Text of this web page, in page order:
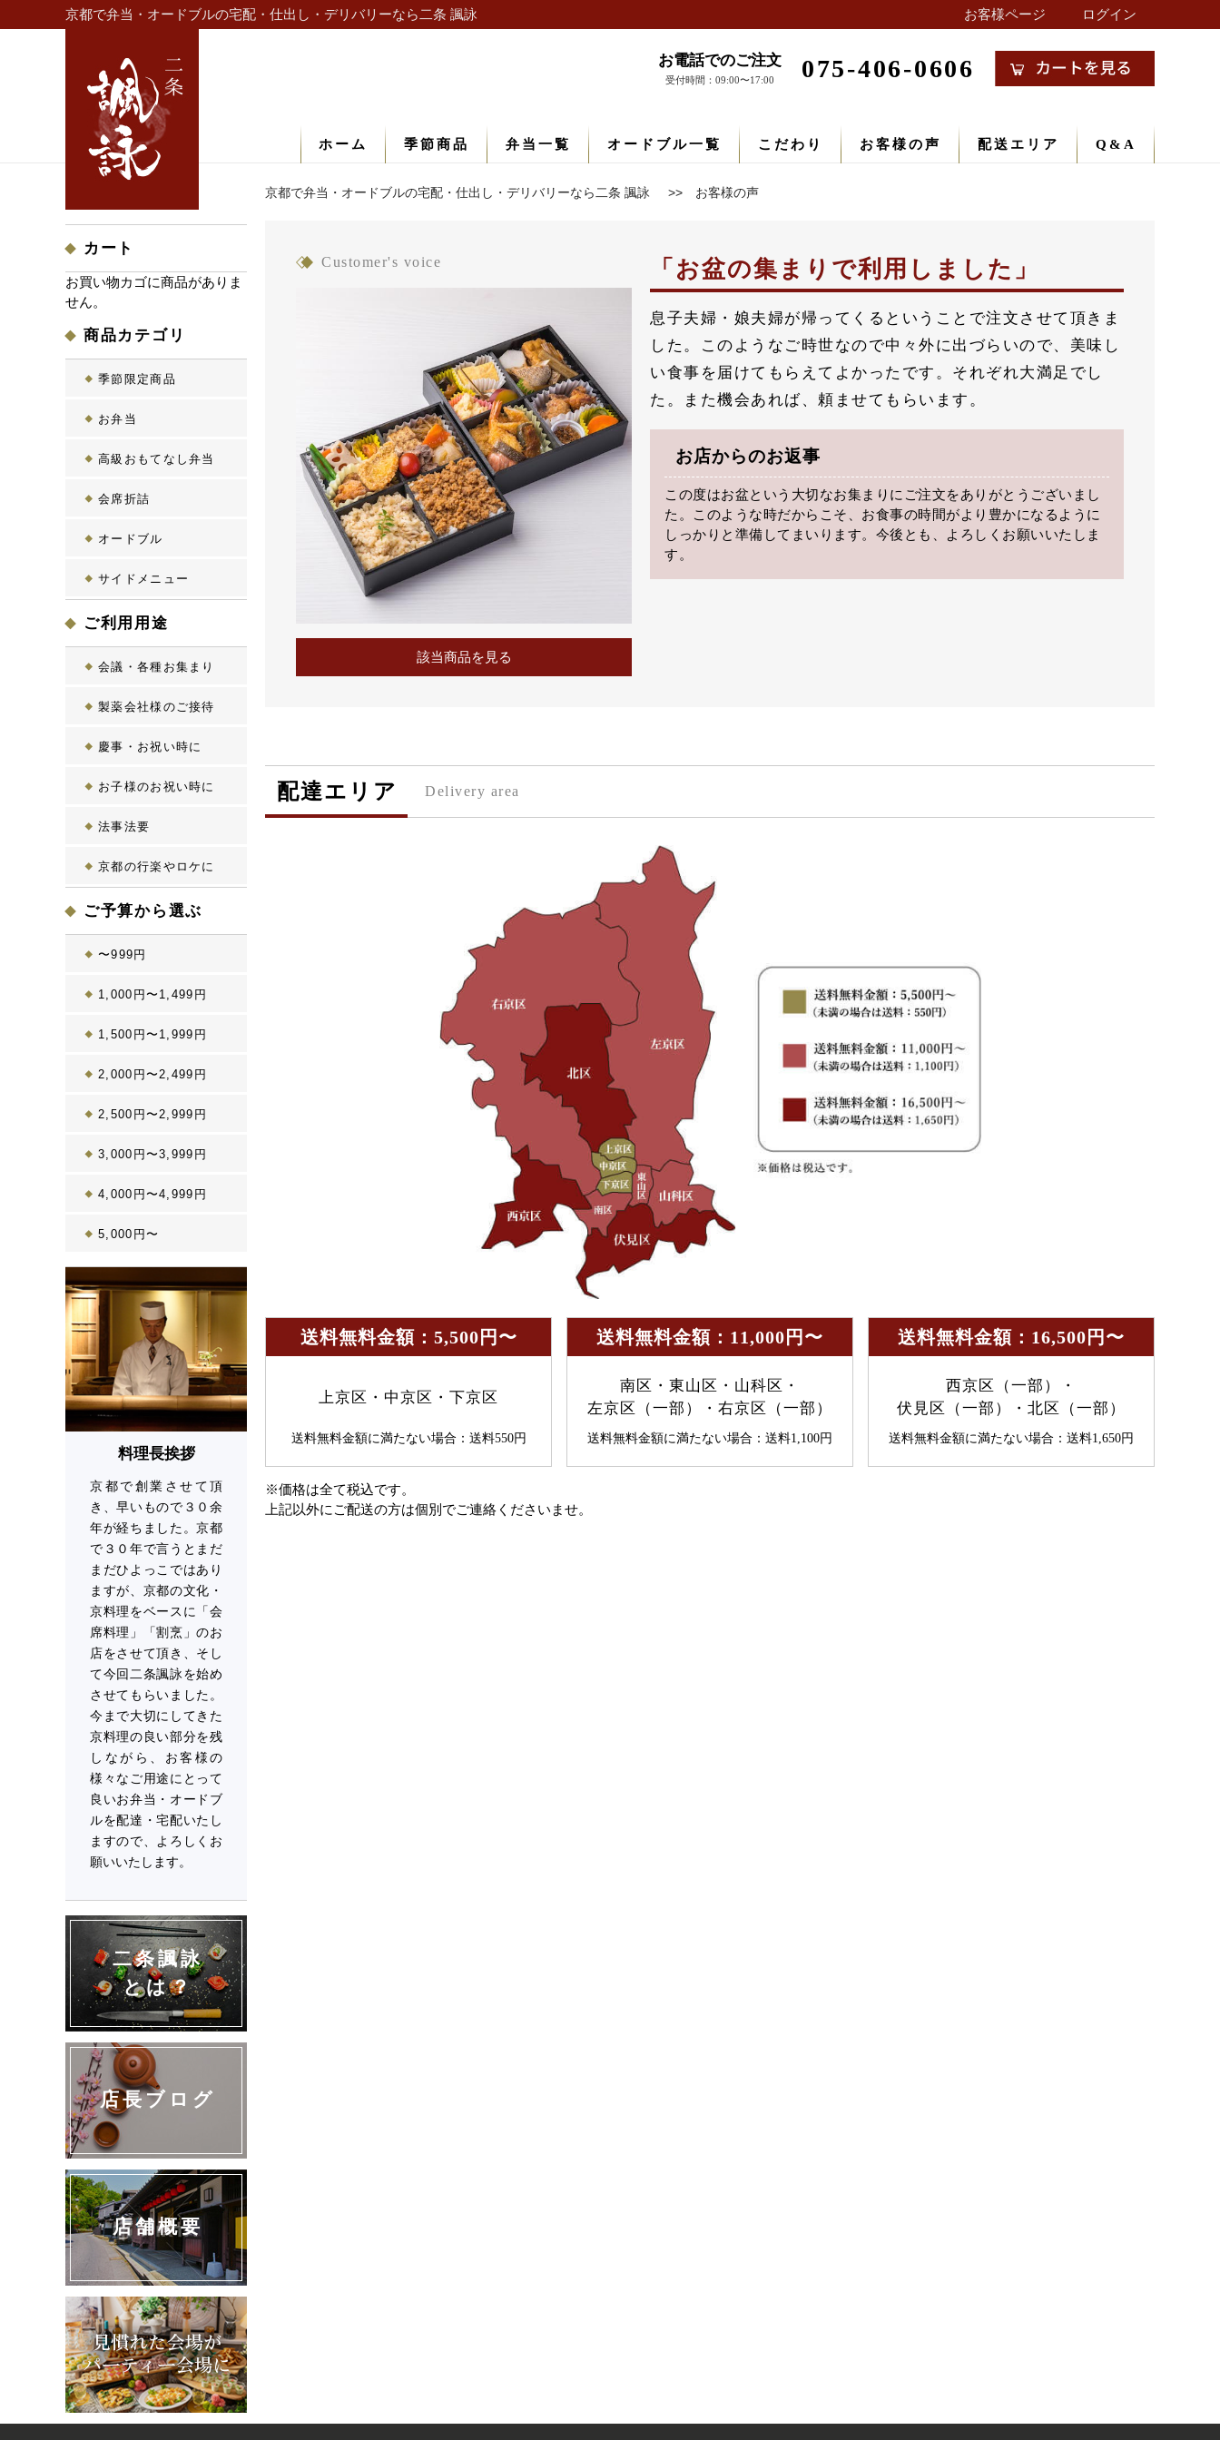
京都で弁当・オードブルの宅配・仕出し・デリバリーなら二条 諷詠 お客様ページ ログイン
お電話でのご注文
受付時間：09:00〜17:00 075-406-0606
ホーム 季節商品 弁当一覧 オードブル一覧 こだわり お客様の声 配送エリア Q&A
カート
お買い物カゴに商品がありま
せん。
商品カテゴリ
季節限定商品
お弁当
高級おもてなし弁当
会席折詰
オードブル
サイドメニュー
ご利用用途
会議・各種お集まり
製薬会社様のご接待
慶事・お祝い時に
お子様のお祝い時に
法事法要
京都の行楽やロケに
ご予算から選ぶ
〜999円
1,000円〜1,499円
1,500円〜1,999円
2,000円〜2,499円
2,500円〜2,999円
3,000円〜3,999円
4,000円〜4,999円
5,000円〜
料理長挨拶
京都で創業させて頂
き、早いもので３０余
年が経ちました。京都
で３０年で言うとまだ
まだひよっこではあり
ますが、京都の文化・
京料理をベースに「会
席料理」「割烹」のお
店をさせて頂き、そし
て今回二条諷詠を始め
させてもらいました。
今まで大切にしてきた
京料理の良い部分を残
しながら、お客様の
様々なご用途にとって
良いお弁当・オードブ
ルを配達・宅配いたし
ますので、よろしくお
願いいたします。
二条諷詠
とは？
店長ブログ
店舗概要
京都で弁当・オードブルの宅配・仕出し・デリバリーなら二条 諷詠 お客様の声
Customer's voice
該当商品を見る
お盆の集まりで利用しました
息子夫婦・娘夫婦が帰ってくるということで注文させて頂きま
した。このようなご時世なので中々外に出づらいので、美味し
い食事を届けてもらえてよかったです。それぞれ大満足でし
た。また機会あれば、頼ませてもらいます。
お店からのお返事
この度はお盆という大切なお集まりにご注文をありがとうございまし
た。このような時だからこそ、お食事の時間がより豊かになるように
しっかりと準備してまいります。今後とも、よろしくお願いいたしま
す。
配達エリア Delivery area
送料無料金額：5,500円〜
上京区・中京区・下京区
送料無料金額に満たない場合：送料550円
送料無料金額：11,000円〜
南区・東山区・山科区・
左京区（一部）・右京区（一部）
送料無料金額に満たない場合：送料1,100円
送料無料金額：16,500円〜
西京区（一部）・
伏見区（一部）・北区（一部）
送料無料金額に満たない場合：送料1,650円
※価格は全て税込です。
上記以外にご配送の方は個別でご連絡くださいませ。